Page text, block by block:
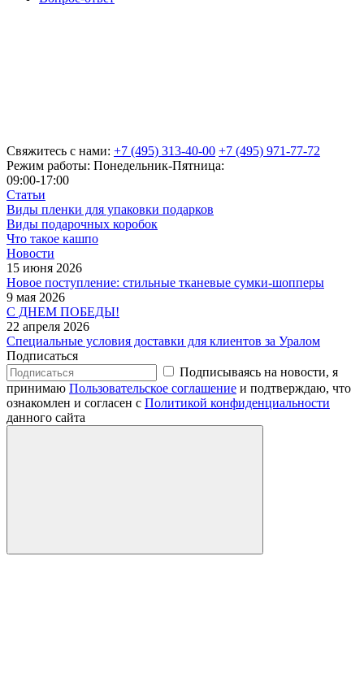
Свяжитесь с нами: +7 (495) 313-40-00 +7 (495) 971-77-72
Режим работы: Понедельник-Пятница:
09:00-17:00
Статьи
Виды пленки для упаковки подарков
Виды подарочных коробок
Что такое кашпо
Новости
15 июня 2026
Новое поступление: стильные тканевые сумки-шопперы
9 мая 2026
С ДНЕМ ПОБЕДЫ!
22 апреля 2026
Специальные условия доставки для клиентов за Уралом
Подписаться
Подписываясь на новости, я
принимаю Пользовательское соглашение и подтверждаю, что
ознакомлен и согласен с Политикой конфиденциальности
данного сайта